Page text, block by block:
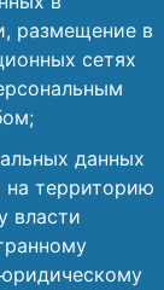
размещение в
сетях
данных
на территорию
власти